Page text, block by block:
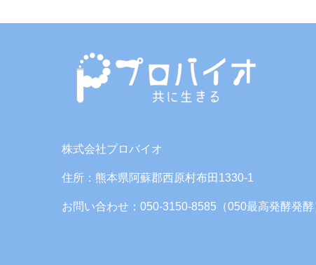
株式会社プロバイオ
住所：熊本県阿蘇郡西原村布田1330-1
お問い合わせ：050-3150-8585（050最高発酵発酵